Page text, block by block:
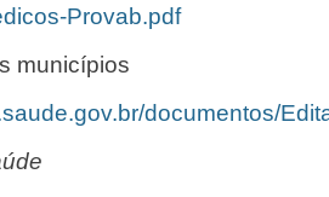
Provab.pdf
municípios
documentos/